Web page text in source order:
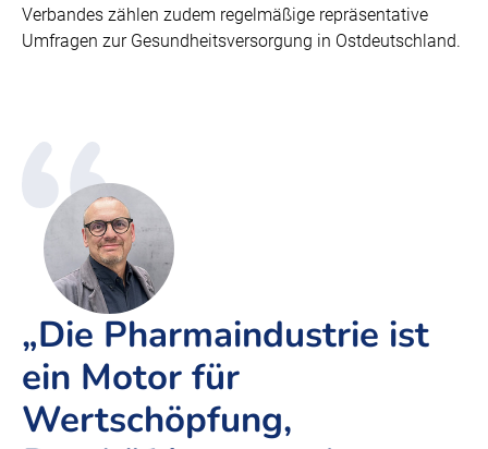
Verbandes zählen zudem regelmäßige repräsentative
Umfragen zur Gesundheitsversorgung in Ostdeutschland.
„Die Pharmaindustrie ist
ein Motor für
Wertschöpfung,